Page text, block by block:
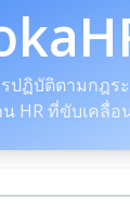
ปฏิบัติตามกฎระ
HR ที่ขับเคลื่อ